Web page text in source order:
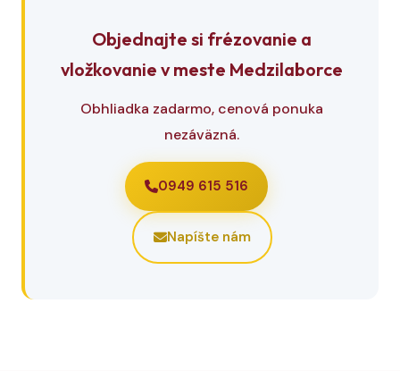
Objednajte si frézovanie a
vložkovanie v meste Medzilaborce
Obhliadka zadarmo, cenová ponuka
nezáväzná.
0949 615 516
Napíšte nám